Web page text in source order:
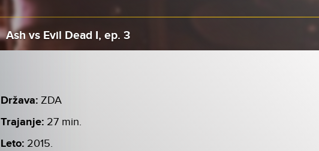
Ash vs Evil Dead I, ep. 3
Država: ZDA
Trajanje: 27 min.
Leto: 2015.